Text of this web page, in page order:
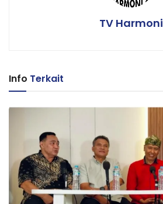
TV Harmoni
Info Terkait